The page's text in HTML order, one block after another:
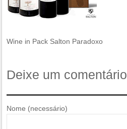
Wine in Pack Salton Paradoxo
Deixe um comentário
Nome (necessário)